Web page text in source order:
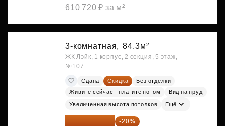
610 720 ₽ за м²
3-комнатная, 84.3м²
ЖК Лэйк, 1 корпус, 2 секция, 5 этаж,
№107
Сдана Скидка
Без отделки
Живите сейчас - платите потом
Вид на пруд
Увеличенная высота потолков Ещё
51 652 296 ₽ -20%